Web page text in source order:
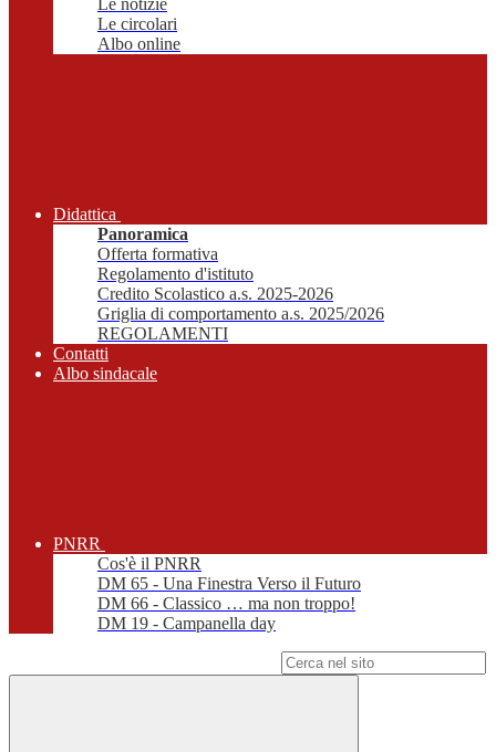
Le notizie
Le circolari
Albo online
Didattica
Panoramica
Offerta formativa
Regolamento d'istituto
Credito Scolastico a.s. 2025-2026
Griglia di comportamento a.s. 2025/2026
REGOLAMENTI
Contatti
Albo sindacale
PNRR
Cos'è il PNRR
DM 65 - Una Finestra Verso il Futuro
DM 66 - Classico … ma non troppo!
DM 19 - Campanella day